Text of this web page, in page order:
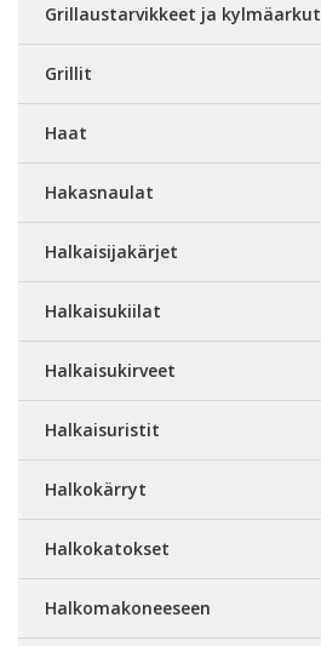
Grillaustarvikkeet ja kylmäarkut
Grillit
Haat
Hakasnaulat
Halkaisijakärjet
Halkaisukiilat
Halkaisukirveet
Halkaisuristit
Halkokärryt
Halkokatokset
Halkomakoneeseen